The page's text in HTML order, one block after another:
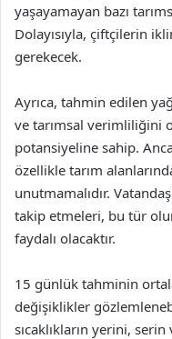
yaşayamayan bazı
Dolayısıyla, çiftçilerin
gerekecek.
Ayrıca, tahmin edilen
ve tarımsal verimliliğini
potansiyeline sahip.
özellikle tarım
unutmamalıdır.
takip etmeleri, bu tür
faydalı olacaktır.
15 günlük tahminin
değişiklikler
sıcaklıkların yerini,